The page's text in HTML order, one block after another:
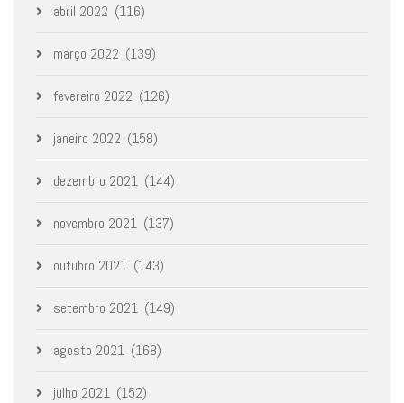
abril 2022 (116)
março 2022 (139)
fevereiro 2022 (126)
janeiro 2022 (158)
dezembro 2021 (144)
novembro 2021 (137)
outubro 2021 (143)
setembro 2021 (149)
agosto 2021 (168)
julho 2021 (152)